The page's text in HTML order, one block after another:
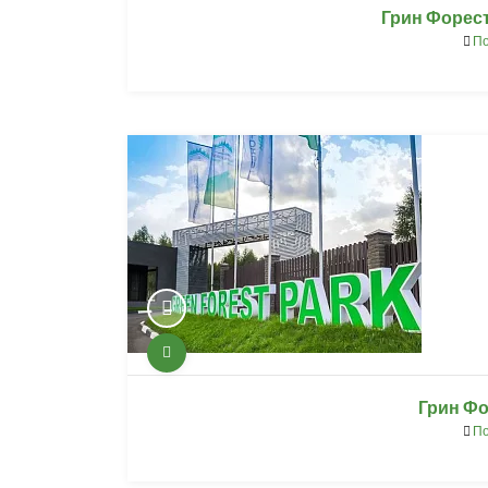
Грин
Грин